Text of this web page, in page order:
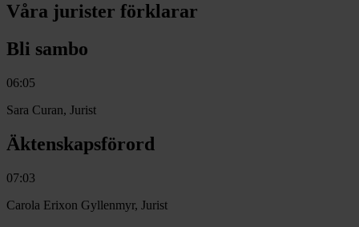
Våra jurister förklarar
Bli sambo
06:05
Sara Curan, Jurist
Äktenskapsförord
07:03
Carola Erixon Gyllenmyr, Jurist